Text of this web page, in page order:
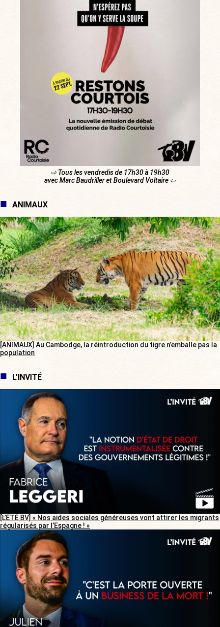
⇨ Tous les vendredis de 17h30 à 19h30
avec Marc Baudriller et Boulevard Voltaire ⇦
ANIMAUX
[ANIMAUX] Au Cambodge, la réintroduction du tigre n’emballe pas la
population
L'INVITÉ
[L’ÉTÉ BV] « Nos aides sociales généreuses vont attirer les migrants
régularisés par l’Espagne ! »